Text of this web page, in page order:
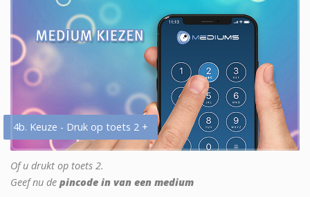
4b. Keuze - Druk op toets 2 +
Of u drukt op toets 2.
Geef nu de pincode in van een medium